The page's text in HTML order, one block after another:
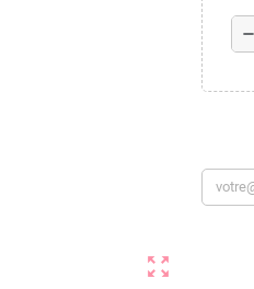
zoom_out_map
remove